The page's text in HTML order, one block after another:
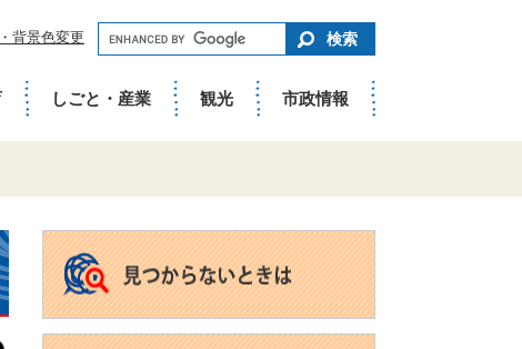
背景色変更
ー
ワ
ド
で
が
しごと・産業 観光 市政情報